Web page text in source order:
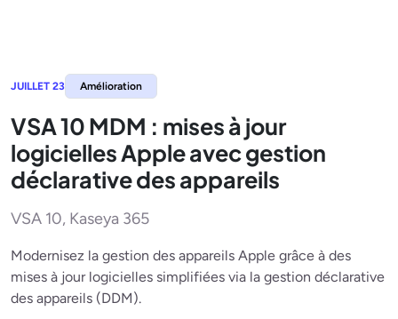
JUILLET 23 Amélioration
VSA 10 MDM : mises à jour
logicielles Apple avec gestion
déclarative des appareils
VSA 10, Kaseya 365
Modernisez la gestion des appareils Apple grâce à des
mises à jour logicielles simplifiées via la gestion déclarative
des appareils (DDM).